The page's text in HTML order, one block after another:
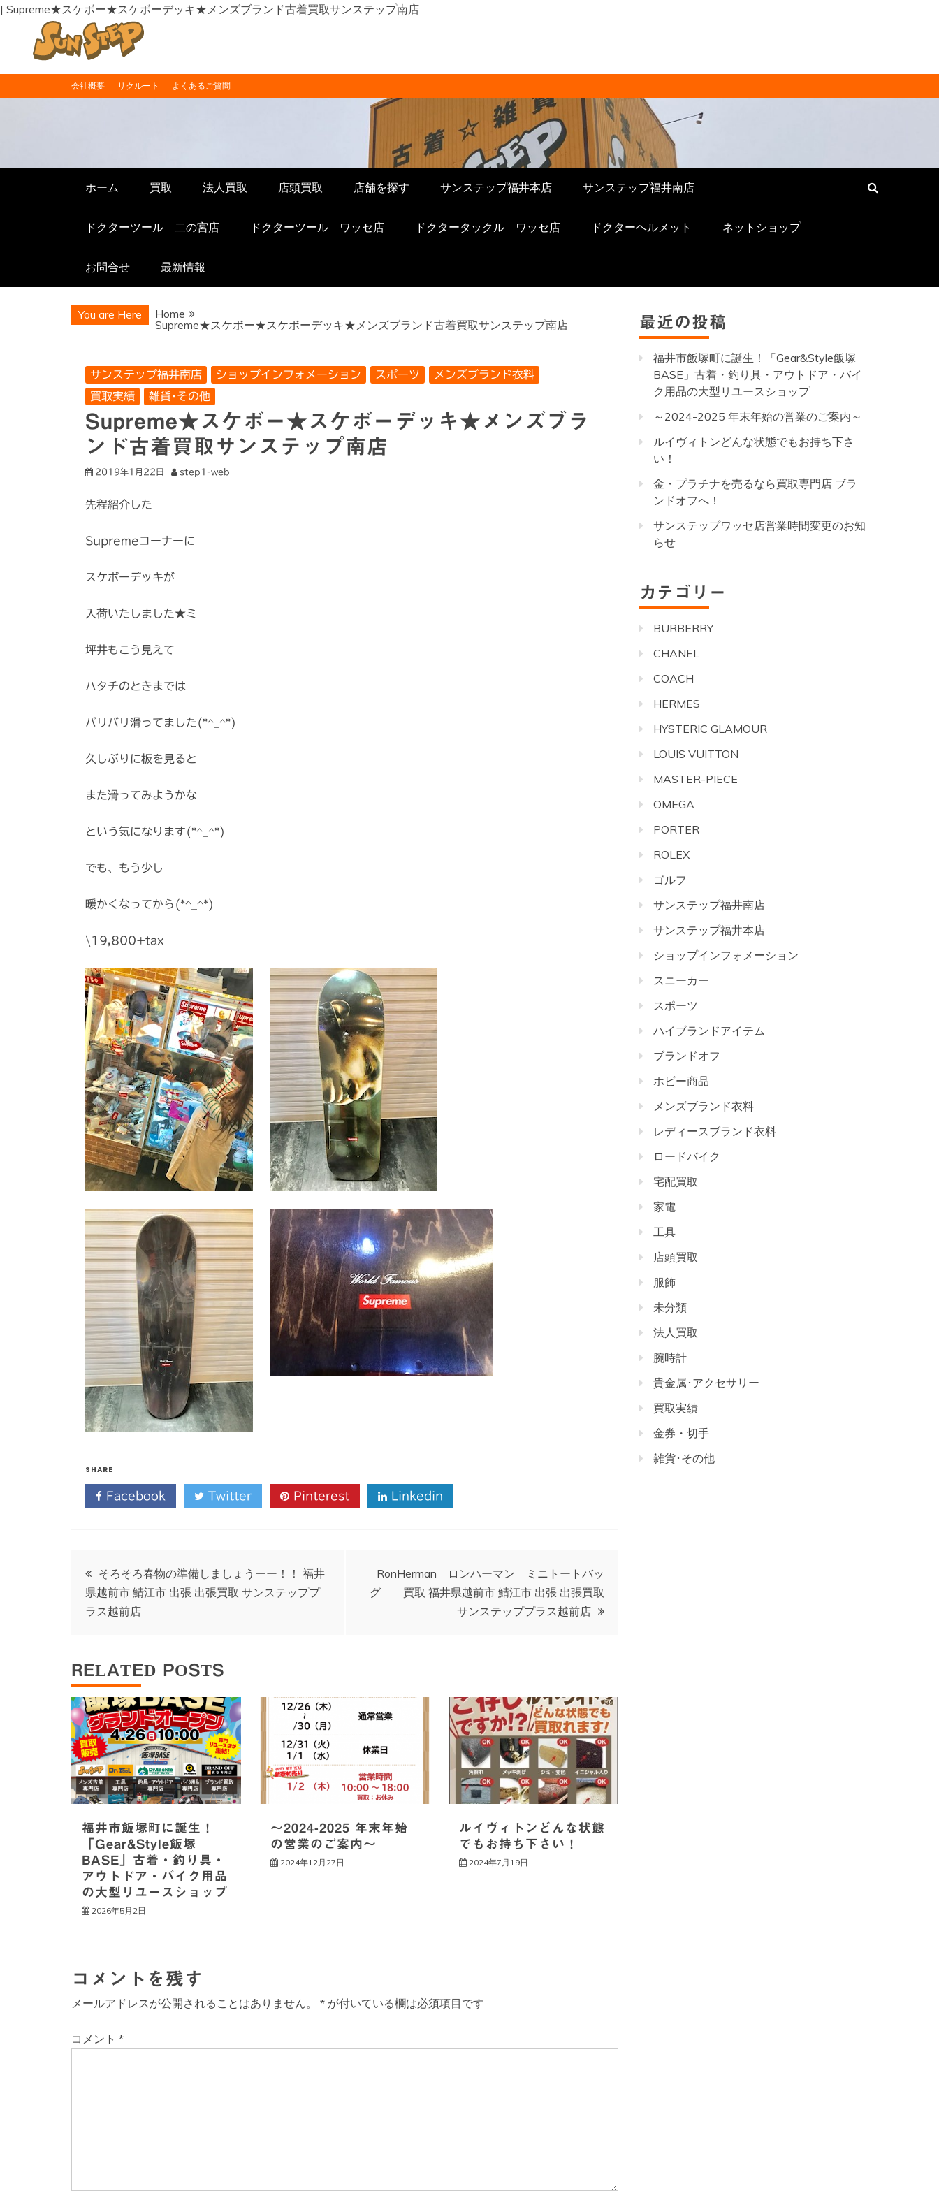
| Supreme★スケボー★スケボーデッキ★メンズブランド古着買取サンステップ南店
to
会社概要 リクルート よくあるご質問
福井の買取り・販売 サンステップ [ RECYCLE
STORE ]
福井の買取販売ならサンステップへ。メンズ・レディース衣類・ブランド品・バッグ・時計・家具・家
電・ホビー・雑貨、なんでもお売りください！
ホーム 買取 法人買取 店頭買取 店舗を探す サンステップ福井本店 サンステップ福井南店
ドクターツール 二の宮店 ドクターツール ワッセ店 ドクタータックル ワッセ店 ドクターヘルメット ネットショップ
お問合せ 最新情報
You are Here
Home
Supreme★スケボー★スケボーデッキ★メンズブランド古着買取サンステップ南店
サンステップ福井南店 ショップインフォメーション スポーツ
メンズブランド衣料
買取実績
雑貨･その他
Supreme★スケボー★スケボーデッキ★メンズブラ
ンド古着買取サンステップ南店
2019年1月22日 step1-web
先程紹介した
Supremeコーナーに
スケボーデッキが
入荷いたしました★ミ
坪井もこう見えて
ハタチのときまでは
バリバリ滑ってました(*^_^*)
久しぶりに板を見ると
また滑ってみようかな
という気になります(*^_^*)
でも、もう少し
暖かくなってから(*^_^*)
\19,800+tax
SHARE
Facebook Twitter Pinterest Linkedin
投
稿
ビ
ゲ
ー
シ
ョ
ン
そろそろ春物の準備しましょうーー！！ 福井
県越前市 鯖江市 出張 出張買取 サンステッププ
ラス越前店
RonHerman ロンハーマン ミニトートバッ
グ 買取 福井県越前市 鯖江市 出張 出張買取
サンステッププラス越前店
RELATED POSTS
福井市飯塚町に誕生！
「Gear&Style飯塚
BASE」古着・釣り具・
アウトドア・バイク用品
の大型リユースショップ
2026年5月2日
～2024-2025 年末年始
の営業のご案内～
2024年12月27日
ルイヴィトンどんな状態
でもお持ち下さい！
2024年7月19日
コメントを残す
メールアドレスが公開されることはありません。 * が付いている欄は必須項目です
コメント *
最近の投稿
福井市飯塚町に誕生！「Gear&Style飯塚
BASE」古着・釣り具・アウトドア・バイ
ク用品の大型リユースショップ
～2024-2025 年末年始の営業のご案内～
ルイヴィトンどんな状態でもお持ち下さ
い！
金・プラチナを売るなら買取専門店 ブラ
ンドオフへ！
サンステップワッセ店営業時間変更のお知
らせ
カテゴリー
BURBERRY
CHANEL
COACH
HERMES
HYSTERIC GLAMOUR
LOUIS VUITTON
MASTER-PIECE
OMEGA
PORTER
ROLEX
ゴルフ
サンステップ福井南店
サンステップ福井本店
ショップインフォメーション
スニーカー
スポーツ
ハイブランドアイテム
ブランドオフ
ホビー商品
メンズブランド衣料
レディースブランド衣料
ロードバイク
宅配買取
家電
工具
店頭買取
服飾
未分類
法人買取
腕時計
貴金属･アクセサリー
買取実績
金券・切手
雑貨･その他